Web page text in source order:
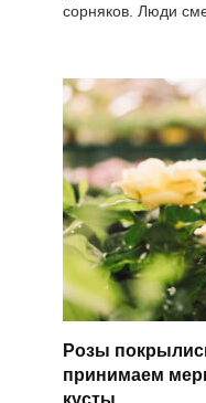
сорняков. Люди
Розы
принимаем
кусты